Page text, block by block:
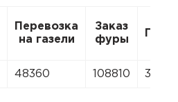
Перевозка
на газели
Заказ
фуры
48360 108810 33852